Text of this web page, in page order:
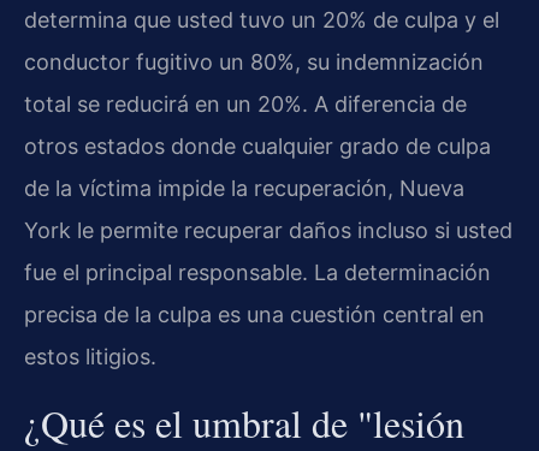
determina que usted tuvo un 20% de culpa y el
conductor fugitivo un 80%, su indemnización
total se reducirá en un 20%. A diferencia de
otros estados donde cualquier grado de culpa
de la víctima impide la recuperación, Nueva
York le permite recuperar daños incluso si usted
fue el principal responsable. La determinación
precisa de la culpa es una cuestión central en
estos litigios.
¿Qué es el umbral de "lesión